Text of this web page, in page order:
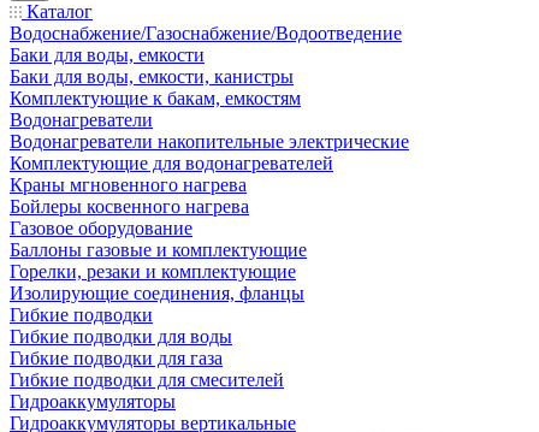
Каталог
Водоснабжение/Газоснабжение/Водоотведение
Баки для воды, емкости
Баки для воды, емкости, канистры
Комплектующие к бакам, емкостям
Водонагреватели
Водонагреватели накопительные электрические
Комплектующие для водонагревателей
Краны мгновенного нагрева
Бойлеры косвенного нагрева
Газовое оборудование
Баллоны газовые и комплектующие
Горелки, резаки и комплектующие
Изолирующие соединения, фланцы
Гибкие подводки
Гибкие подводки для воды
Гибкие подводки для газа
Гибкие подводки для смесителей
Гидроаккумуляторы
Гидроаккумуляторы вертикальные